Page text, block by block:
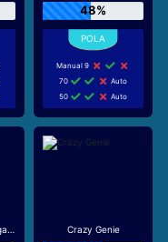
48%
Manual 9
70
Auto
50
Auto
Big Cat Rescue Megaways Crazy Genie